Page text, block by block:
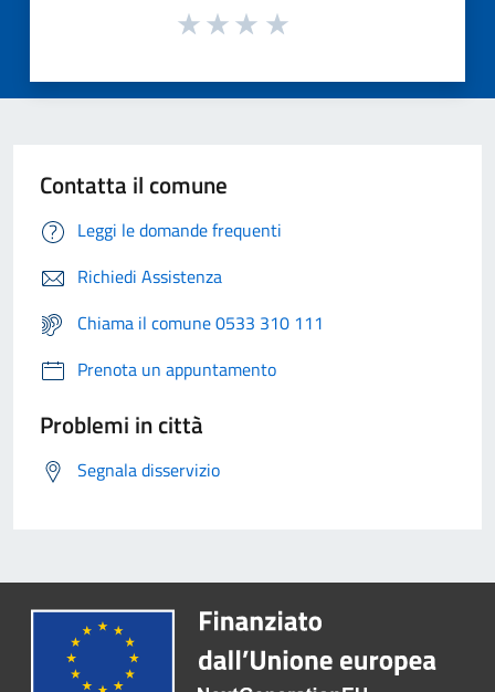
Contatta il comune
Leggi le domande frequenti
Richiedi Assistenza
Chiama il comune 0533 310 111
Prenota un appuntamento
Problemi in città
Segnala disservizio